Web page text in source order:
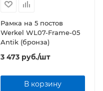
Рамка на 5 постов
Werkel WL07-Frame-05
Antik (бронза)
3 473руб./шт
В корзину